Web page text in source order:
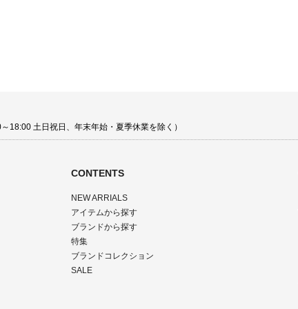
18:00 土日祝日、年末年始・夏季休業を除く）
CONTENTS
NEW ARRIALS
アイテムから探す
ブランドから探す
特集
ブランドコレクション
SALE